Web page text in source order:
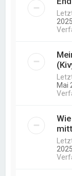
Mai